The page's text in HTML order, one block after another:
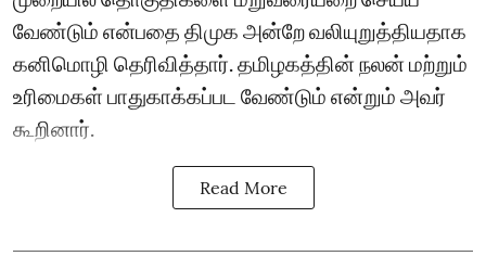
வேண்டும் என்பதை திமுக அன்றே வலியுறுத்தியதாக
கனிமொழி தெரிவித்தார். தமிழகத்தின் நலன் மற்றும்
உரிமைகள் பாதுகாக்கப்பட வேண்டும் என்றும் அவர்
கூறினார்.
Read More